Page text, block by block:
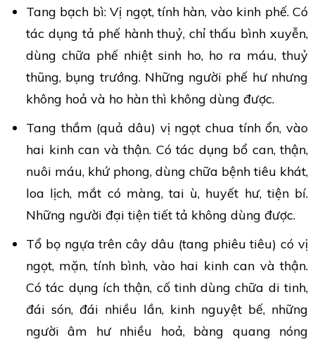
Tang bạch bì: Vị ngọt, tính hàn, vào kinh phế. Có
tác dụng tả phế hành thuỷ, chỉ thấu bình xuyễn,
dùng chữa phế nhiệt sinh ho, ho ra máu, thuỷ
thũng, bụng trướng. Những người phế hư nhưng
không hoả và ho hàn thì không dùng được.
Tang thầm (quả dâu) vị ngọt chua tính ổn, vào
hai kinh can và thận. Có tác dụng bổ can, thận,
nuôi máu, khứ phong, dùng chữa bệnh tiêu khát,
loa lịch, mắt có màng, tai ù, huyết hư, tiện bí.
Những người đại tiện tiết tả không dùng được.
Tổ bọ ngựa trên cây dâu (tang phiêu tiêu) có vị
ngọt, mặn, tính bình, vào hai kinh can và thận.
Có tác dụng ích thận, cố tinh dùng chữa di tinh,
đái són, đái nhiều lần, kinh nguyệt bế, những
người âm hư nhiều hoả, bàng quang nóng